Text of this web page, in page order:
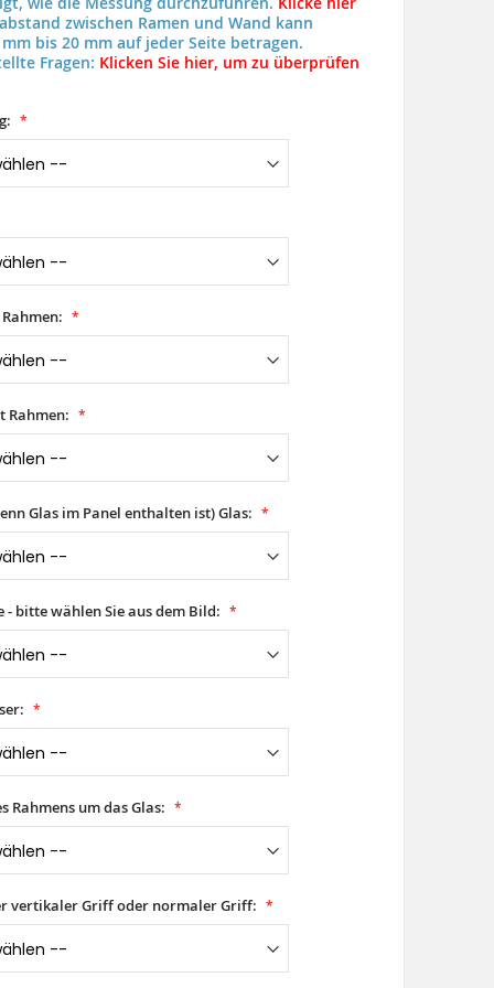
zwischen Ramen und Wand kann
bis 20 mm auf jeder Seite betragen.
Fragen: Klicken Sie hier, um zu überprüfen
Rahmen:
Glas im Panel enthalten ist) Glas:
- bitte wählen Sie aus dem Bild:
Rahmens um das Glas:
vertikaler Griff oder normaler Griff: